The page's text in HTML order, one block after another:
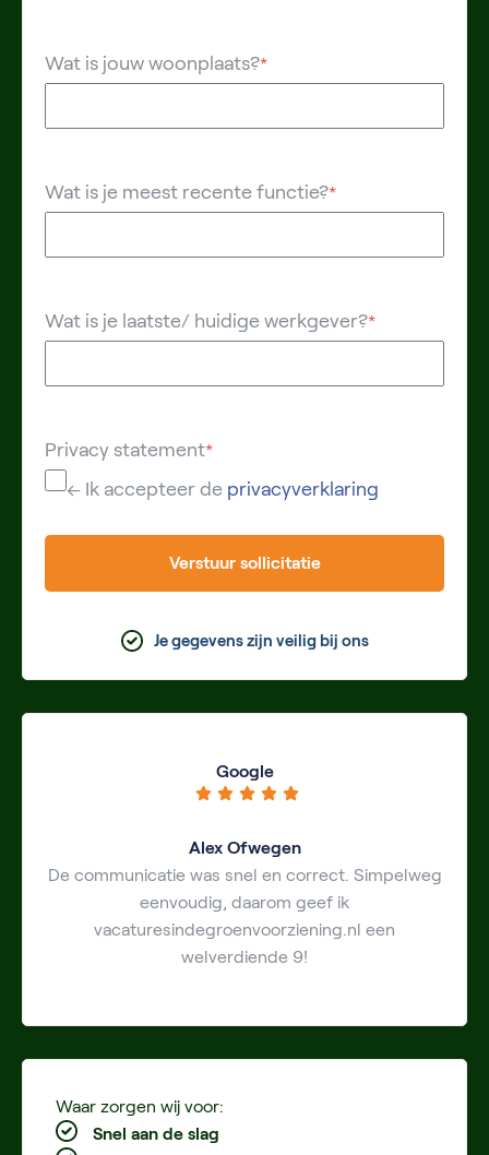
Wat is jouw woonplaats?*
Wat is je meest recente functie?*
Wat is je laatste/ huidige werkgever?*
Privacy statement*
← Ik accepteer de privacyverklaring
Verstuur sollicitatie
Je gegevens zijn veilig bij ons
Google
Alex Ofwegen
De communicatie was snel en correct. Simpelweg
eenvoudig, daarom geef ik
vacaturesindegroenvoorziening.nl een
welverdiende 9!
Waar zorgen wij voor:
Snel aan de slag